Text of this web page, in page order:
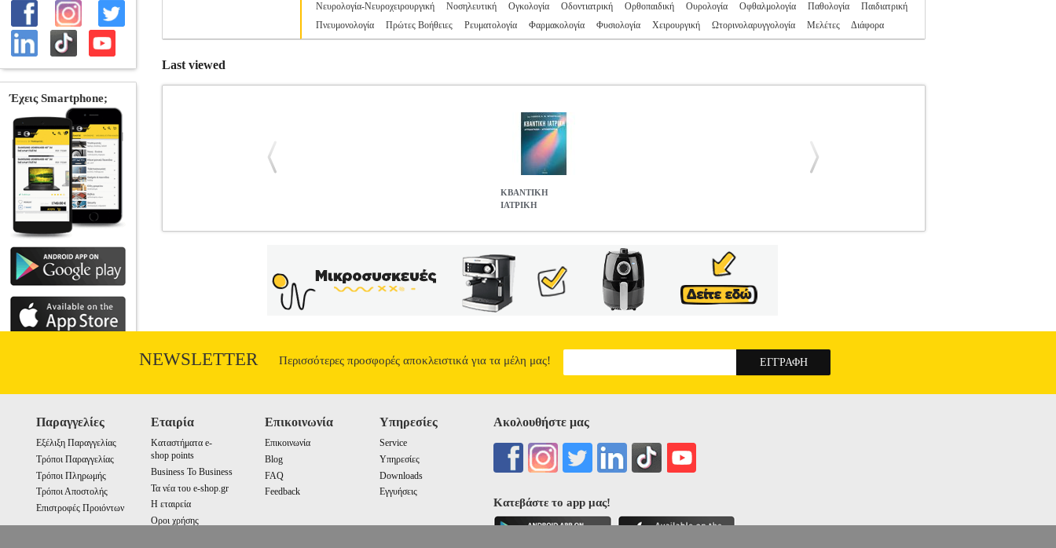
Νευρολογία-Νευροχειρουργική
Νοσηλευτική Ογκολογία Οδοντιατρική Ορθοπαιδική Ουρολογία Οφθαλμολογία Παθολογία
Παιδιατρική
Πνευμονολογία
Πρώτες Βοήθειες Ρευματολογία Φαρμακολογία Φυσιολογία Χειρουργική Ωτορινολαρυγγολογία Μελέτες Διάφορα
Last viewed
ΚΒΑΝΤΙΚΗ
ΙΑΤΡΙΚΗ
•ΜΠΑΝΤΕΛΗΣ ΓΙΑΝΚΟΣ στην κατηγορία ΙΑΤΡΙΚΗ ISBN: 978-960-430-521-6 Συγγραφέας: ΜΠΑΝΤΕΛΗΣ ΓΙΑΝΚΟΣ Εκδοτικός οίκος: ΠΥΡΙΝΟΣ
ΚΟΣΜΟΣ Σελίδες: 292 Διαστάσεις: 14Χ21 Ημερομηνία Έκδοσης: Οκτώβριος 2020 ΑΥΤΟΔΙΑΓΝΩΣΗ - ΑΥΤΟΘΕΡΑΠΕΙΑ Ο Μεγάλος ρόλος και η επιτυχία
της Κβαντικής Ιατρικής είναι να μας μάθει τι πραγματικά είμαστε. Να μας βγάλει από την Ψευδαίσθηση της Προσωπικότητας και την ’γνοια. Να νιώσουμε και
να βιώσουμε την Πραγματική μας Υπόσταση, τον Πραγματικό Εαυτό μας. Να μας επαναπροσδιορίσει συντονίζοντάς μας με την Μεγάλη Αλήθεια. Να μας
απαλλάξει από την βαρύτητα της Νευτόνιας Φυσικής. Να νιώσουμε τα Αιθερικά μας σώματα να αιωρούνται και να ενώνονται, με τα Κβαντικά μας σώματα. Να
ΚΒΑΝΤΙΚΗ ΙΑΤΡΙΚΗ
12.96
NEWSLETTER Περισσότερες προσφορές αποκλειστικά για τα μέλη μας!
Παραγγελίες
Εξέλιξη Παραγγελίας
Τρόποι Παραγγελίας
Τρόποι Πληρωμής
Τρόποι Αποστολής
Επιστροφές Προιόντων
Εταιρία
Καταστήματα e-
shop points
Business To Business
Τα νέα του e-shop.gr
Η εταιρεία
Οροι χρήσης
Επικοινωνία
Επικοινωνία
Blog
FAQ
Feedback
Υπηρεσίες
Service
Υπηρεσίες
Downloads
Εγγυήσεις
Ακολουθήστε μας
Κατεβάστε το app μας!